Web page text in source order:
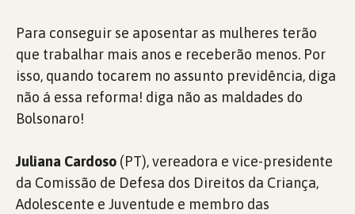
Para conseguir se aposentar as mulheres terão
que trabalhar mais anos e receberão menos. Por
isso, quando tocarem no assunto previdência, diga
não á essa reforma! diga não as maldades do
Bolsonaro!
Juliana Cardoso (PT), vereadora e vice-presidente
da Comissão de Defesa dos Direitos da Criança,
Adolescente e Juventude e membro das